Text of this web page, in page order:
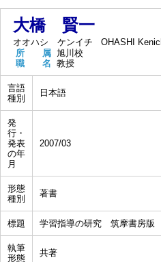
大橋 賢一
オオハシ ケンイチ
OHASHI
所 属 旭川校
職 名 教授
言語
種別
日本語
発
行・
発表
の年
月
2007/03
形態
種別
著書
標題 学習指導の研究 筑摩書房版
執筆
形態
共著